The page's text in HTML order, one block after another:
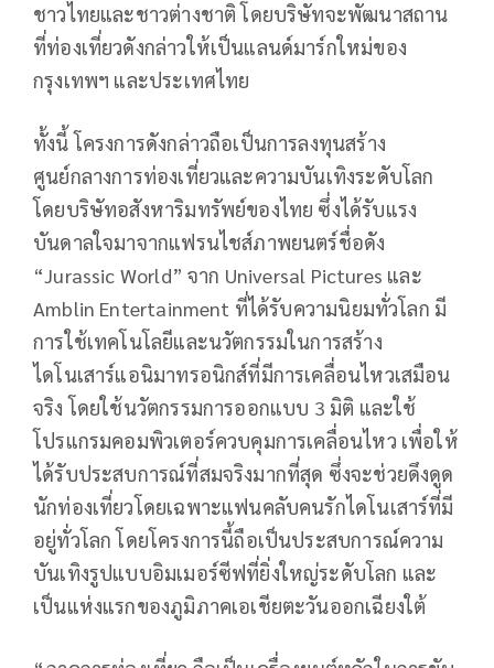
ชาวไทยและชาวต่างชาติ โดยบริษัทจะพัฒนาสถาน
ที่ท่องเที่ยวดังกล่าวให้เป็นแลนด์มาร์กใหม่ของ
กรุงเทพฯ และประเทศไทย
ทั้งนี้ โครงการดังกล่าวถือเป็นการลงทุนสร้าง
ศูนย์กลางการท่องเที่ยวและความบันเทิงระดับโลก
โดยบริษัทอสังหาริมทรัพย์ของไทย ซึ่งได้รับแรง
บันดาลใจมาจากแฟรนไชส์ภาพยนตร์ชื่อดัง
“Jurassic World” จาก Universal Pictures และ
Amblin Entertainment ที่ได้รับความนิยมทั่วโลก มี
การใช้เทคโนโลยีและนวัตกรรมในการสร้าง
ไดโนเสาร์แอนิมาทรอนิกส์ที่มีการเคลื่อนไหวเสมือน
จริง โดยใช้นวัตกรรมการออกแบบ 3 มิติ และใช้
โปรแกรมคอมพิวเตอร์ควบคุมการเคลื่อนไหว เพื่อให้
ได้รับประสบการณ์ที่สมจริงมากที่สุด ซึ่งจะช่วยดึงดูด
นักท่องเที่ยวโดยเฉพาะแฟนคลับคนรักไดโนเสาร์ที่มี
อยู่ทั่วโลก โดยโครงการนี้ถือเป็นประสบการณ์ความ
บันเทิงรูปแบบอิมเมอร์ซีฟที่ยิ่งใหญ่ระดับโลก และ
เป็นแห่งแรกของภูมิภาคเอเชียตะวันออกเฉียงใต้